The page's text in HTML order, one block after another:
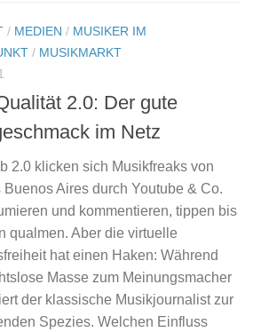
/ MEDIEN / MUSIKER IM
/ MUSIKMARKT
2.0: Der gute
im Netz
2.0 klicken sich Musikfreaks von
Buenos Aires durch Youtube & Co.
und kommentieren, tippen bis
qualmen. Aber die virtuelle
hat einen Haken: Während
Masse zum Meinungsmacher
der klassische Musikjournalist zur
Spezies. Welchen Einfluss